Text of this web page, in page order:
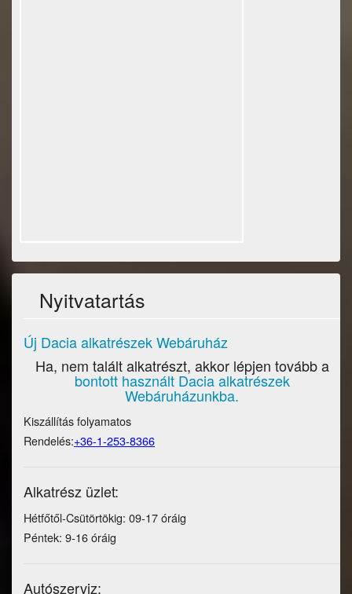
Nyitvatartás
Új Dacia alkatrészek Webáruház
Ha, nem talált alkatrészt, akkor lépjen tovább a
bontott használt Dacia alkatrészek
Webáruházunkba.
Kiszállítás folyamatos
Rendelés:+36-1-253-8366
Alkatrész üzlet:
Hétfőtől-Csütörtökig: 09-17 óráig
Péntek: 9-16 óráig
Autószerviz: